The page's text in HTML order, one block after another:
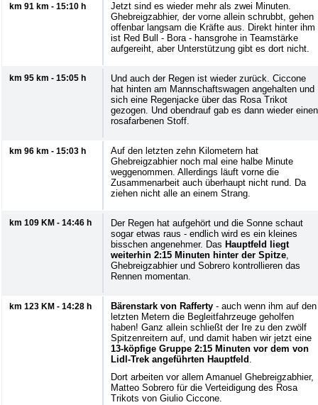
km 91 km - 15:10 h
Jetzt sind es wieder mehr als zwei Minuten.
Ghebreigzabhier, der vorne allein schrubbt, gehen
offenbar langsam die Kräfte aus. Direkt hinter ihm
ist Red Bull - Bora - hansgrohe in Teamstärke
aufgereiht, aber Unterstützung gibt es dort nicht.
km 95 km - 15:05 h
Und auch der Regen ist wieder zurück. Ciccone
hat hinten am Mannschaftswagen angehalten und
sich eine Regenjacke über das Rosa Trikot
gezogen. Und obendrauf gab es dann wieder einen
rosafarbenen Stoff.
km 96 km - 15:03 h
Auf den letzten zehn Kilometern hat
Ghebreigzabhier noch mal eine halbe Minute
weggenommen. Allerdings läuft vorne die
Zusammenarbeit auch überhaupt nicht rund. Da
ziehen nicht alle an einem Strang.
km 109 KM - 14:46 h
Der Regen hat aufgehört und die Sonne schaut
sogar etwas raus - endlich wird es ein kleines
bisschen angenehmer. Das Hauptfeld liegt
weiterhin 2:15 Minuten hinter der Spitze,
Ghebreigzabhier und Sobrero kontrollieren das
Rennen momentan.
km 123 KM - 14:28 h Bärenstark von Rafferty - auch wenn ihm auf den
letzten Metern die Begleitfahrzeuge geholfen
haben! Ganz allein schließt der Ire zu den zwölf
Spitzenreitern auf, und damit haben wir jetzt eine
13-köpfige Gruppe 2:15 Minuten vor dem von
Lidl-Trek angeführten Hauptfeld .
Dort arbeiten vor allem Amanuel Ghebreigzabhier,
Matteo Sobrero für die Verteidigung des Rosa
Trikots von Giulio Ciccone.